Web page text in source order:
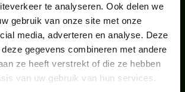
te analyseren. Ook delen we
gebruik van onze site met onze
media, adverteren en analyse. Deze
gegevens combineren met andere
ze heeft verstrekt of die ze hebben
van uw gebruik van hun services.
HOUSE UTRECHT
28, 2026
TEAM GROEIT VERDER